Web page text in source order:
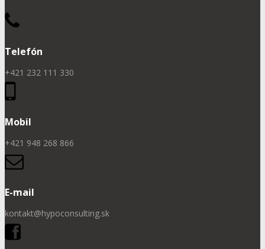
Telefón
+421 232 111 330
Mobil
+421 948 268 866
E-mail
kontakt@hypoconsulting.sk